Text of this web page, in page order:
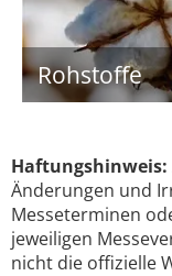
Rohstoffe
Haftungshinweis:
Änderungen und
Messeterminen
jeweiligen
nicht die offizielle